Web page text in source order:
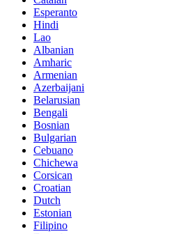
Esperanto
Hindi
Lao
Albanian
Amharic
Armenian
Azerbaijani
Belarusian
Bengali
Bosnian
Bulgarian
Cebuano
Chichewa
Corsican
Croatian
Dutch
Estonian
Filipino